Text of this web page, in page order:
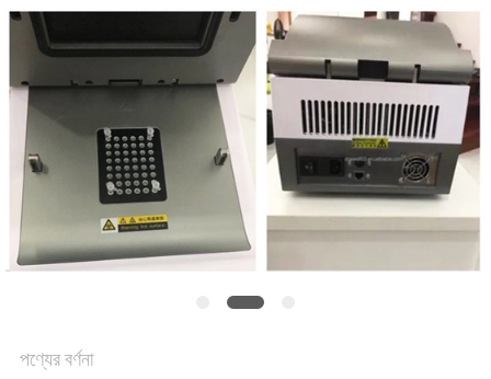
সাইট
ম্যাপ
PRIVACY
POLICY
পণ্যের বর্ণনা